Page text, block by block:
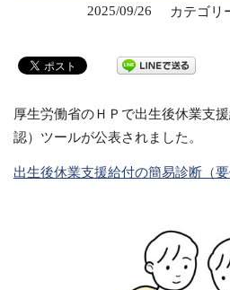
カテゴリ
2025/09/26
厚生労働省のＨＰで出生後休業支
認）ツールが公表されました。
出生後休業支援給付の簡易診断（